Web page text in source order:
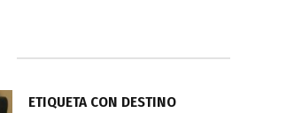
ETIQUETA CON DESTINO